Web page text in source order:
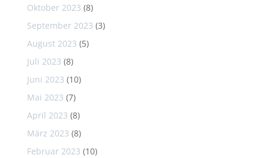
Oktober 2023 (8)
September 2023 (3)
August 2023 (5)
Juli 2023 (8)
Juni 2023 (10)
Mai 2023 (7)
April 2023 (8)
März 2023 (8)
Februar 2023 (10)